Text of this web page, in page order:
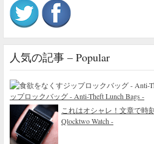
人気の記事 – Popular
ップロックバッグ - Anti-Theft Lunch Bags -
これはオシャレ！文章で時
Qlocktwo Watch -